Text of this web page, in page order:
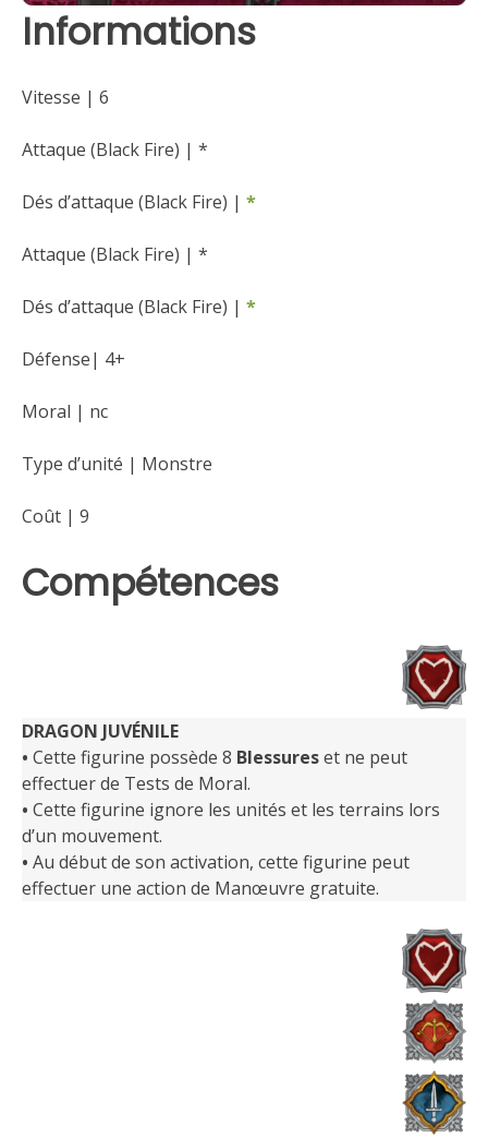
Informations
Vitesse | 6
Attaque (Black Fire) | *
Dés d’attaque (Black Fire) | *
Attaque (Black Fire) | *
Dés d’attaque (Black Fire) | *
Défense| 4+
Moral | nc
Type d’unité | Monstre
Coût | 9
Compétences
DRAGON JUVÉNILE
• Cette figurine possède 8 Blessureset ne peut
effectuer de Tests de Moral.
• Cette figurine ignore les unités et les terrains lors
d’un mouvement.
• Au début de son activation, cette figurine peut
effectuer une action de Manœuvre gratuite.